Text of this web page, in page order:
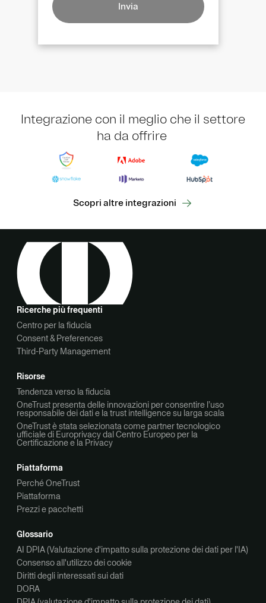
Invia
Integrazione con il meglio che il settore
ha da offrire
Scopri altre integrazioni
Ricerche più frequenti
Centro per la fiducia
Consent & Preferences
Third-Party Management
Risorse
Tendenza verso la fiducia
OneTrust presenta delle innovazioni per consentire l’uso
responsabile dei dati e la trust intelligence su larga scala
OneTrust è stata selezionata come partner tecnologico
ufficiale di Europrivacy dal Centro Europeo per la
Certificazione e la Privacy
Piattaforma
Perché OneTrust
Piattaforma
Prezzi e pacchetti
Glossario
AI DPIA (Valutazione d'impatto sulla protezione dei dati per l'IA)
Consenso all'utilizzo dei cookie
Diritti degli interessati sui dati
DORA